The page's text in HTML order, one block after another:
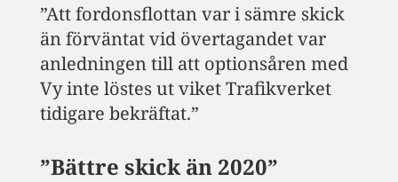
”Att fordonsflottan var i sämre skick
än förväntat vid övertagandet var
anledningen till att optionsåren med
Vy inte löstes ut viket Trafikverket
tidigare bekräftat.”
”Bättre skick än 2020”